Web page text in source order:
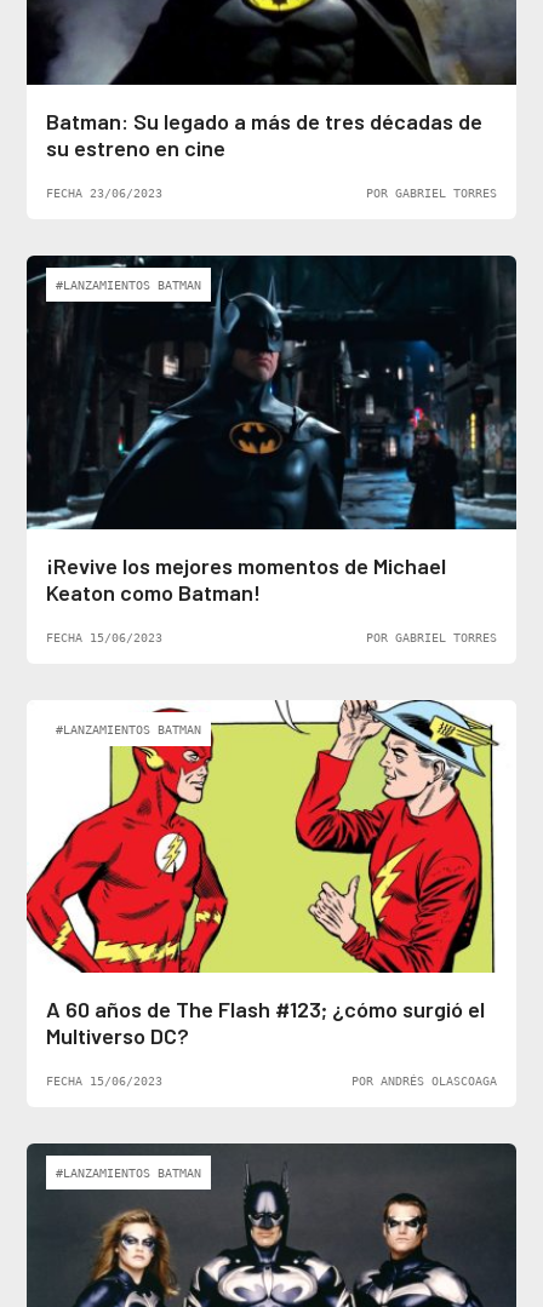
Batman: Su legado a más de tres décadas de
su estreno en cine
FECHA 23/06/2023 POR GABRIEL TORRES
#LANZAMIENTOS BATMAN
¡Revive los mejores momentos de Michael
Keaton como Batman!
FECHA 15/06/2023 POR GABRIEL TORRES
#LANZAMIENTOS BATMAN
A 60 años de The Flash #123; ¿cómo surgió el
Multiverso DC?
FECHA 15/06/2023 POR ANDRÉS OLASCOAGA
#LANZAMIENTOS BATMAN